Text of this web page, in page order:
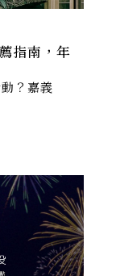
指南，年
？嘉義